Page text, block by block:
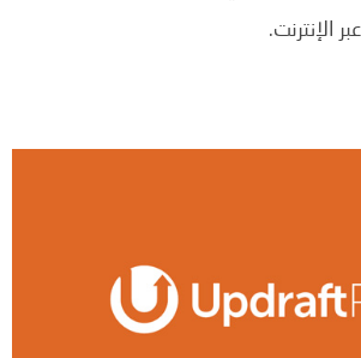
الإنترنت.